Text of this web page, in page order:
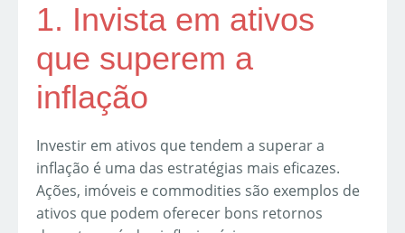
1. Invista em ativos
que superem a
inflação
Investir em ativos que tendem a superar a
inflação é uma das estratégias mais eficazes.
Ações, imóveis e commodities são exemplos de
ativos que podem oferecer bons retornos